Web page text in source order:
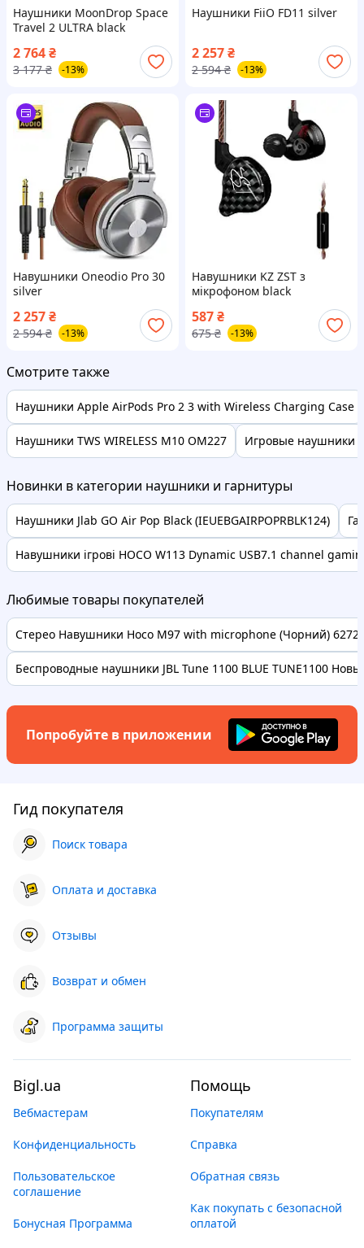
Наушники MoonDrop Space
Travel 2 ULTRA black
2 764₴
3 177 ₴ -13%
Наушники FiiO FD11 silver
2 257₴
2 594 ₴ -13%
Навушники Oneodio Pro 30
silver
2 257₴
2 594 ₴ -13%
Навушники KZ ZST з
мікрофоном black
587₴
675 ₴ -13%
Смотрите также
Наушники Apple AirPods Pro 2 3 with Wireless Charging Case
Наушники TWS WIRELESS M10 OM227 Игровые наушники
Новинки в категории наушники и гарнитуры
Наушники Jlab GO Air Pop Black (IEUEBGAIRPOPRBLK124)
Навушники ігрові HOCO W113 Dynamic USB7.1 channel
Любимые товары покупателей
Стерео Навушники Hoco M97 with microphone (Чорний)
Беспроводные наушники JBL Tune 1100 BLUE TUNE1100
Попробуйте в приложении
Гид покупателя
Поиск товара
Оплата и доставка
Отзывы
Возврат и обмен
Программа защиты
Bigl.ua
Вебмастерам
Конфиденциальность
Пользовательское
соглашение
Бонусная Программа
Помощь
Покупателям
Справка
Обратная связь
Как покупать с безопасной
оплатой